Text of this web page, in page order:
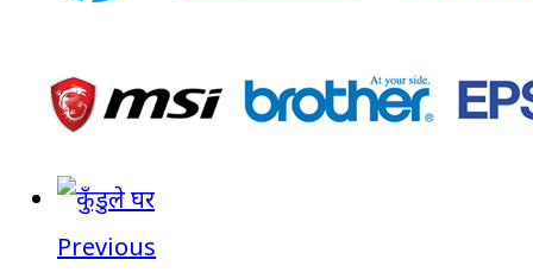
Previous